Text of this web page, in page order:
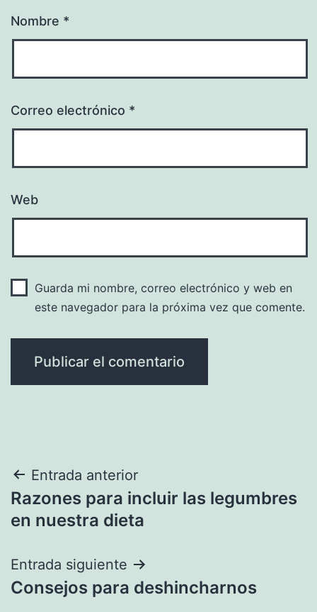
Nombre *
Correo electrónico *
Web
Guarda mi nombre, correo electrónico y web en
este navegador para la próxima vez que comente.
Navegación
de
Entrada anterior
Razones para incluir las legumbres
en nuestra dieta
Entrada siguiente
Consejos para deshincharnos